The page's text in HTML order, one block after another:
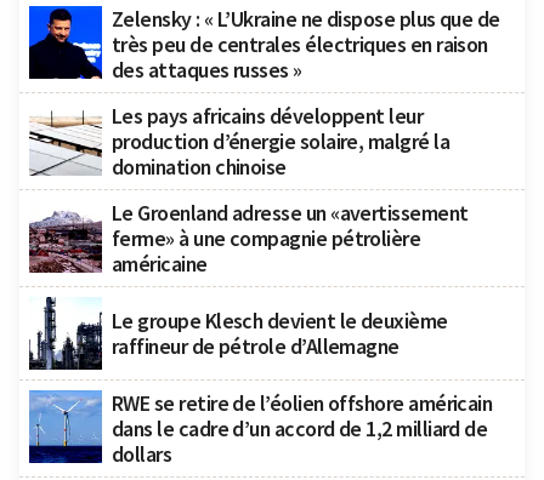
Zelensky : « L’Ukraine ne dispose plus que de
très peu de centrales électriques en raison
des attaques russes »
Les pays africains développent leur
production d’énergie solaire, malgré la
domination chinoise
Le Groenland adresse un «avertissement
ferme» à une compagnie pétrolière
américaine
Le groupe Klesch devient le deuxième
raffineur de pétrole d’Allemagne
RWE se retire de l’éolien offshore américain
dans le cadre d’un accord de 1,2 milliard de
dollars